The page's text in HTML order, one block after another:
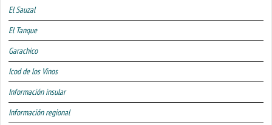
El Sauzal
El Tanque
Garachico
Icod de los Vinos
Información insular
Información regional